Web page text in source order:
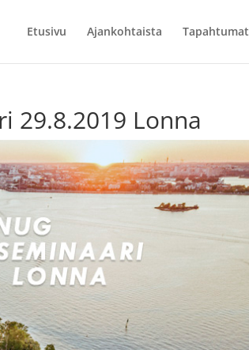
Etusivu Ajankohtaista Tapahtumat
29.8.2019 Lonna